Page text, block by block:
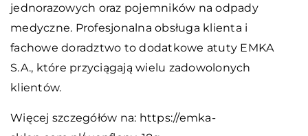
jednorazowych oraz pojemników na odpady
medyczne. Profesjonalna obsługa klienta i
fachowe doradztwo to dodatkowe atuty EMKA
S.A., które przyciągają wielu zadowolonych
klientów.
Więcej szczegółów na: https://emka-